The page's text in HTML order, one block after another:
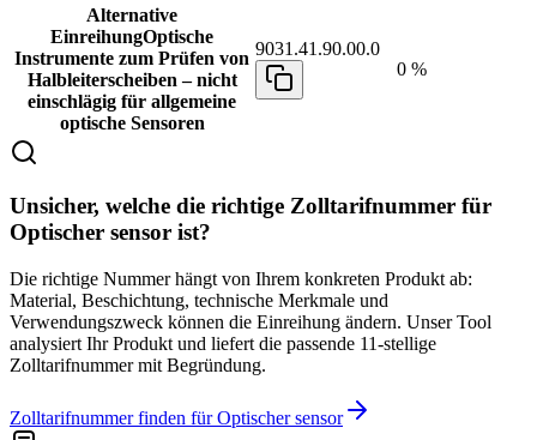
Alternative
EinreihungOptische
Instrumente zum Prüfen von
Halbleiterscheiben – nicht
einschlägig für allgemeine
optische Sensoren
9031.41.90.00.0
0 %
Unsicher, welche die richtige Zolltarifnummer für
Optischer sensor ist?
Die richtige Nummer hängt von Ihrem konkreten Produkt ab:
Material, Beschichtung, technische Merkmale und
Verwendungszweck können die Einreihung ändern. Unser Tool
analysiert Ihr Produkt und liefert die passende 11-stellige
Zolltarifnummer mit Begründung.
Zolltarifnummer finden für Optischer sensor